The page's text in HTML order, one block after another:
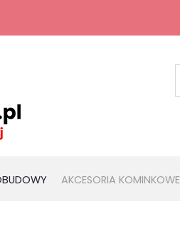
AKCESORIA KOMINKOWE